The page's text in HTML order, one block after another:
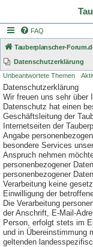
FAQ
Tauberplanscher-
Datenschutzerklärung
Unbeantwortete Themen
Datenschutzerklärung
Wir freuen uns sehr über
Datenschutz hat einen
Geschäftsleitung der
Internetseiten der
Angabe
besondere Services
Anspruch nehmen
personenbezogener
personenbezogener
Verarbeitung keine
Einwilligung der
Die Verarbeitung
der Anschrift, E-Mail-
Person, erfolgt stets im
und in Übereinstimmung
geltenden